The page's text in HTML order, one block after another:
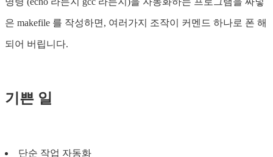
은 makefile 를 작성하면, 여러가지 조작이 커멘드 하나로 폰 해
되어 버립니다.
기쁜 일
단순 작업 자동화